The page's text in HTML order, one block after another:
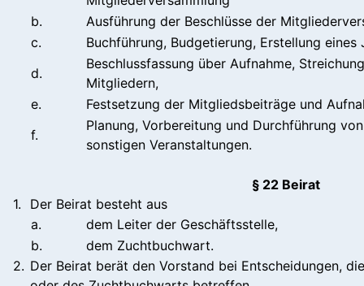
b.
Ausführung der Beschlüsse der
c.
Buchführung, Budgetierung, Erstellung eines
d.
Beschlussfassung über Aufnahme,
Mitgliedern,
e.
Festsetzung der Mitgliedsbeiträge und
f.
Planung, Vorbereitung und Durchführung
sonstigen Veranstaltungen.
§ 22 Beirat
1.
Der Beirat besteht aus
a.
dem Leiter der Geschäftsstelle,
b.
dem Zuchtbuchwart.
2. Der Beirat berät den Vorstand bei Entscheidungen,